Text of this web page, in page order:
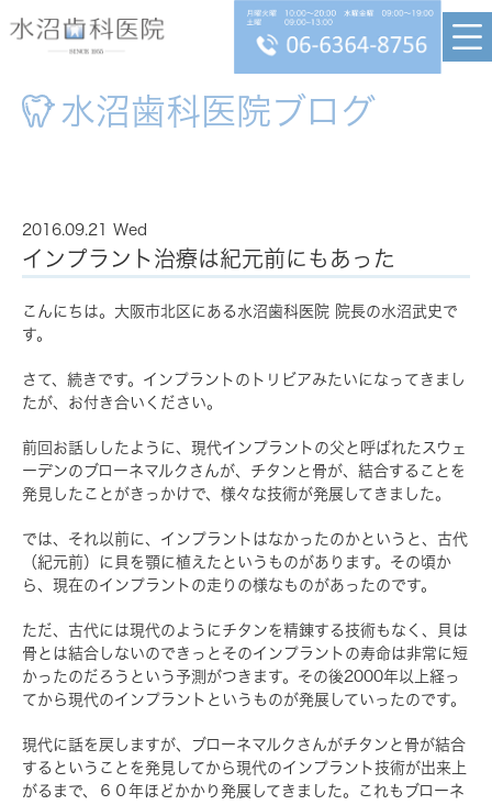
水沼歯科医院ブログ
2016.09.21 Wed
インプラント治療は紀元前にもあった
こんにちは。大阪市北区にある水沼歯科医院 院長の水沼武史で
す。
さて、続きです。インプラントのトリビアみたいになってきまし
たが、お付き合いください。
前回お話ししたように、現代インプラントの父と呼ばれたスウェ
ーデンのブローネマルクさんが、チタンと骨が、結合することを
発見したことがきっかけで、様々な技術が発展してきました。
では、それ以前に、インプラントはなかったのかというと、古代
（紀元前）に貝を顎に植えたというものがあります。その頃か
ら、現在のインプラントの走りの様なものがあったのです。
ただ、古代には現代のようにチタンを精錬する技術もなく、貝は
骨とは結合しないのできっとそのインプラントの寿命は非常に短
かったのだろうという予測がつきます。その後2000年以上経っ
てから現代のインプラントというものが発展していったのです。
現代に話を戻しますが、ブローネマルクさんがチタンと骨が結合
するということを発見してから現代のインプラント技術が出来上
がるまで、６０年ほどかかり発展してきました。これもブローネ